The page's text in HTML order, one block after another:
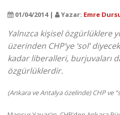
01/04/2014 | Yazar: Emre
Yalnızca kişisel özgürlüklere
üzerinden CHP’ye ‘sol’
kadar liberalleri, burjuvaları
özgürlüklerdir.
(Ankara ve Antalya özelinde) CHP ve